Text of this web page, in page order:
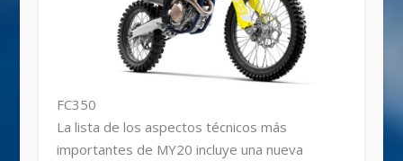
FC350
La lista de los aspectos técnicos más
importantes de MY20 incluye una nueva